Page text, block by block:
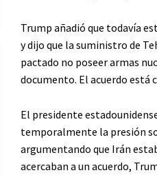
Trump añadió que todavía
y dijo que la suministro de
pactado no poseer armas
documento. El acuerdo está
El presidente
temporalmente la presión
argumentando que Irán
acercaban a un acuerdo,